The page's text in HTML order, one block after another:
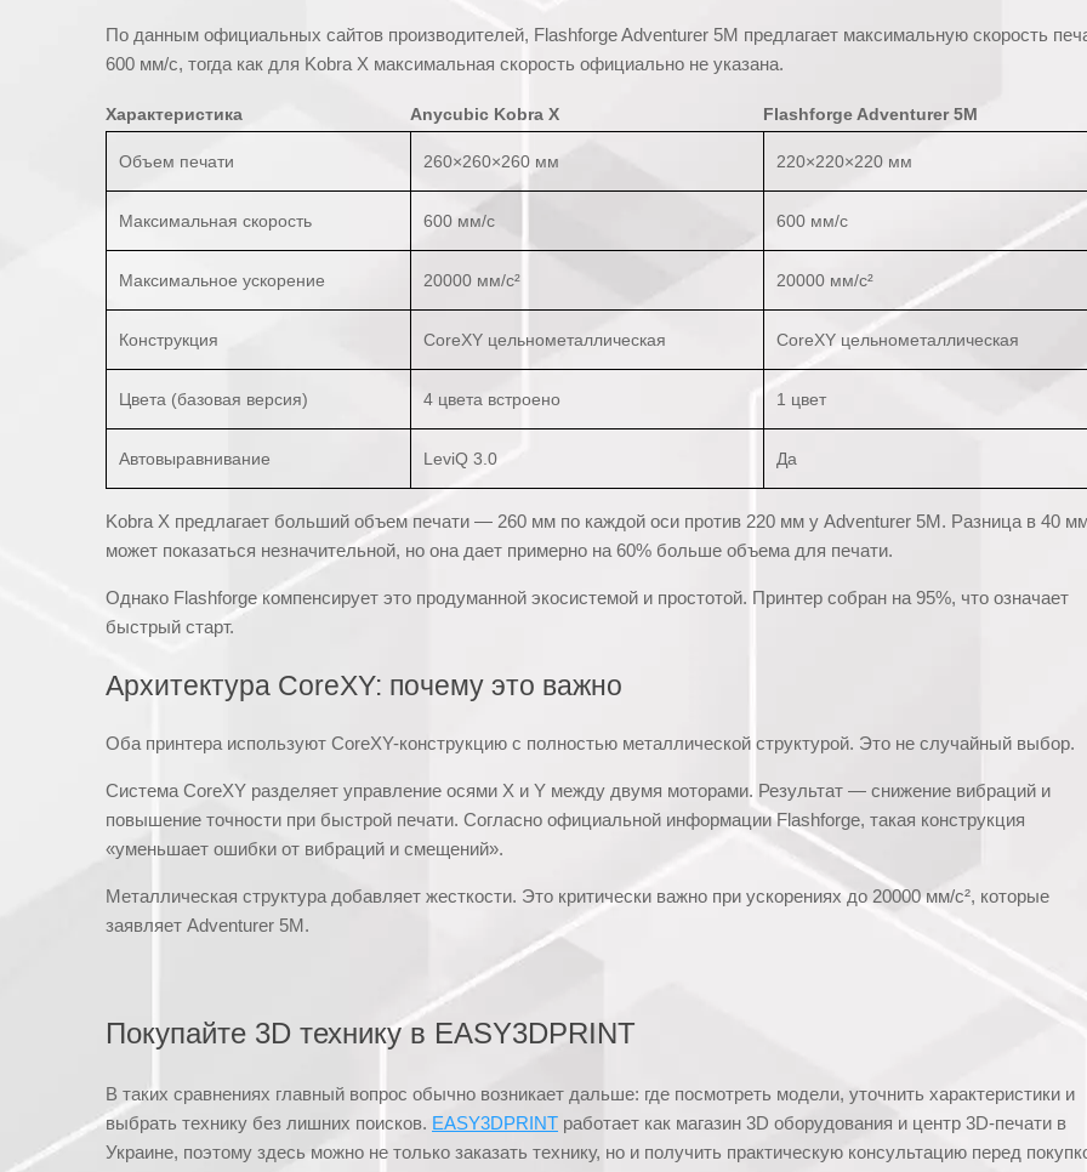
По данным официальных сайтов производителей, Flashforge Adventurer 5M предлагает максимальную скорость
600 мм/с, тогда как для Kobra X максимальная скорость официально не указана.
Характеристика Anycubic Kobra X Flashforge Adventurer 5M
Объем печати 260×260×260 мм 220×220×220 мм
Максимальная скорость 600 мм/с 600 мм/с
Максимальное ускорение 20000 мм/с² 20000 мм/с²
Конструкция CoreXY цельнометаллическая CoreXY цельнометаллическая
Цвета (базовая версия) 4 цвета встроено 1 цвет
Автовыравнивание LeviQ 3.0 Да
Kobra X предлагает больший объем печати — 260 мм по каждой оси против 220 мм у Adventurer 5M. Разница в 40
может показаться незначительной, но она дает примерно на 60% больше объема для печати.
Однако Flashforge компенсирует это продуманной экосистемой и простотой. Принтер собран на 95%, что означает
быстрый старт.
Архитектура CoreXY: почему это важно
Оба принтера используют CoreXY-конструкцию с полностью металлической структурой. Это не случайный выбор.
Система CoreXY разделяет управление осями X и Y между двумя моторами. Результат — снижение вибраций и
повышение точности при быстрой печати. Согласно официальной информации Flashforge, такая конструкция
«уменьшает ошибки от вибраций и смещений».
Металлическая структура добавляет жесткости. Это критически важно при ускорениях до 20000 мм/с², которые
заявляет Adventurer 5M.
Покупайте 3D технику в EASY3DPRINT
В таких сравнениях главный вопрос обычно возникает дальше: где посмотреть модели, уточнить характеристики и
выбрать технику без лишних поисков. EASY3DPRINT работает как магазин 3D оборудования и центр 3D-печати в
Украине, поэтому здесь можно не только заказать технику, но и получить практическую консультацию перед